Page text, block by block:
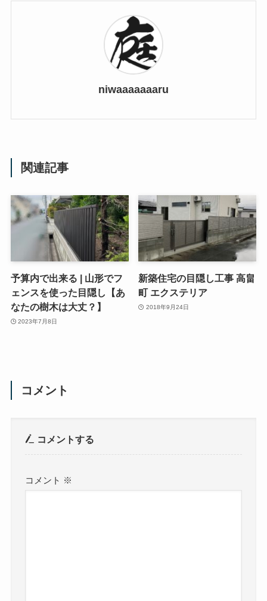
niwaaaaaaaru
関連記事
予算内で出来る | 山形でフ
ェンスを使った目隠し【あ
なたの樹木は大丈？】
2023年7月8日
新築住宅の目隠し工事 高畠
町 エクステリア
2018年9月24日
コメント
コメントする
コメント ※